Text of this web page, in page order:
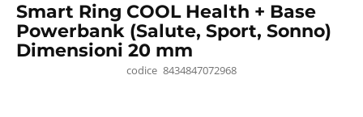
Smart Ring COOL Health + Base
Powerbank (Salute, Sport, Sonno)
Dimensioni 20 mm
codice 8434847072968